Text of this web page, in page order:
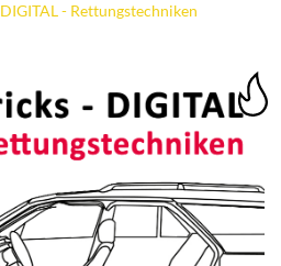
- Rettungstechniken